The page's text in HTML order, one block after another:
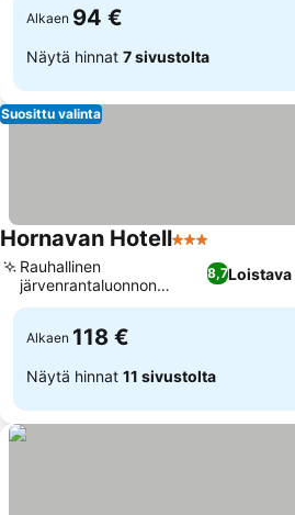
Alkaen 94 €
Näytä hinnat 7 sivustolta
Suosittu valinta
Hornavan Hotell3 Tähtiluokitus
8,7Loistava
Rauhallinen
järvenrantaluonnon
pakopaikka
Alkaen 118 €
Näytä hinnat 11 sivustolta